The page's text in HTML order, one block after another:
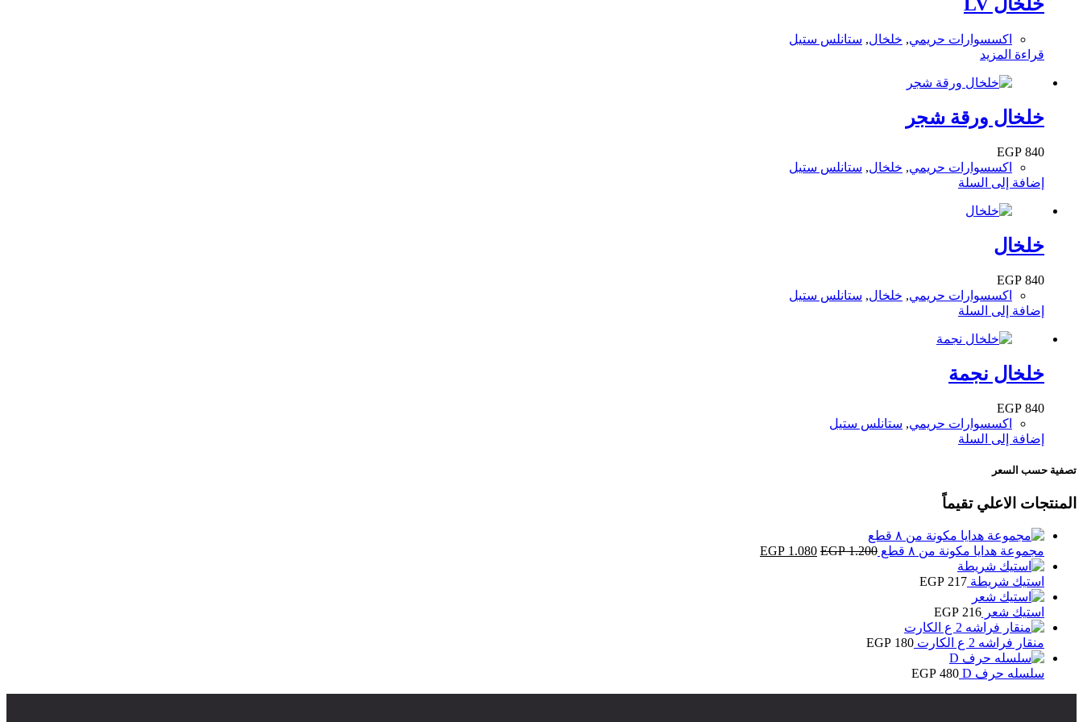
خلخال LV
اكسسوارات حريمي, خلخال, ستانلس ستيل
قراءة المزيد
خلخال ورقة شجر
EGP 840
اكسسوارات حريمي, خلخال, ستانلس ستيل
إضافة إلى السلة
خلخال
EGP 840
اكسسوارات حريمي, خلخال, ستانلس ستيل
إضافة إلى السلة
خلخال نجمة
EGP 840
اكسسوارات حريمي, ستانلس ستيل
إضافة إلى السلة
تصفية حسب السعر
المنتجات الاعلي تقيماً
مجموعة هدايا مكونة من ٨ قطع EGP1.200
السعر EGP 1.080
السعر
استيك شريطة EGP 217
استيك شعر EGP 216
منقار فراشه 2 ع الكارت EGP 180
سلسله حرف D EGP 480